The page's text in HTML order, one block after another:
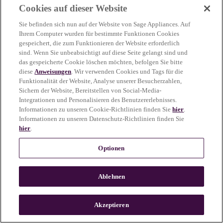
more information)
n
Cookies auf dieser Website
Sie befinden sich nun auf der Website von Sage Appliances. Auf
Ihrem Computer wurden für bestimmte Funktionen Cookies
gespeichert, die zum Funktionieren der Website erforderlich
sind. Wenn Sie unbeabsichtigt auf diese Seite gelangt sind und
das gespeicherte Cookie löschen möchten, befolgen Sie bitte
dieseAnweisungen. Wir verwenden Cookies und Tags für die
Funktionalität der Website, Analyse unserer Besucherzahlen,
Sichern der Website, Bereitstellen von Social-Media-
Integrationen und Personalisieren des Benutzererlebnisses.
Informationen zu unseren Cookie-Richtlinien finden Siehier.
Informationen zu unseren Datenschutz-Richtlinien finden Sie
hier.
Optionen
Ablehnen
Akzeptieren